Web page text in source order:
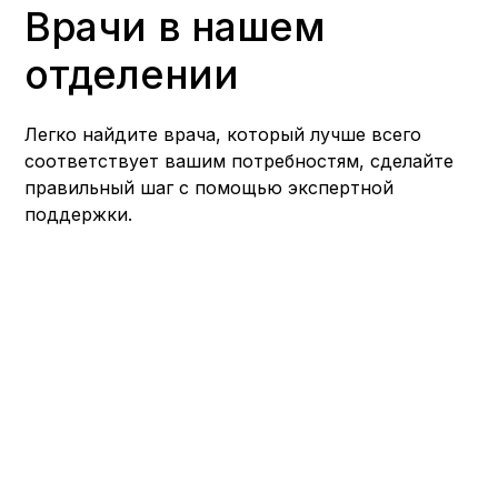
Врачи в нашем
отделении
Легко найдите врача, который лучше всего
соответствует вашим потребностям, сделайте
правильный шаг с помощью экспертной
поддержки.